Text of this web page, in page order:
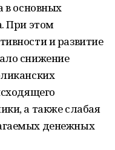
в основных
При этом
и развитие
снижение
а также слабая
денежных